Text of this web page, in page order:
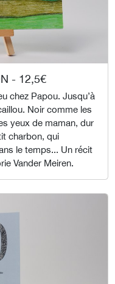
- 12,5€
chez Papou. Jusqu’à
Noir comme les
yeux de maman, dur
charbon, qui
le temps... Un récit
Vander Meiren.